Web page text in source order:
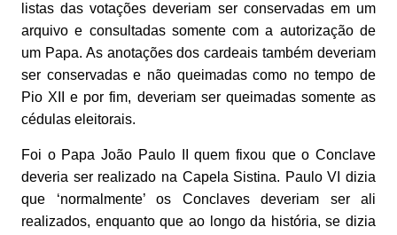
listas das votações deveriam ser conservadas em um
arquivo e consultadas somente com a autorização de
um Papa. As anotações dos cardeais também deveriam
ser conservadas e não queimadas como no tempo de
Pio XII e por fim, deveriam ser queimadas somente as
cédulas eleitorais.
Foi o Papa João Paulo II quem fixou que o Conclave
deveria ser realizado na Capela Sistina. Paulo VI dizia
que ‘normalmente’ os Conclaves deveriam ser ali
realizados, enquanto que ao longo da história, se dizia